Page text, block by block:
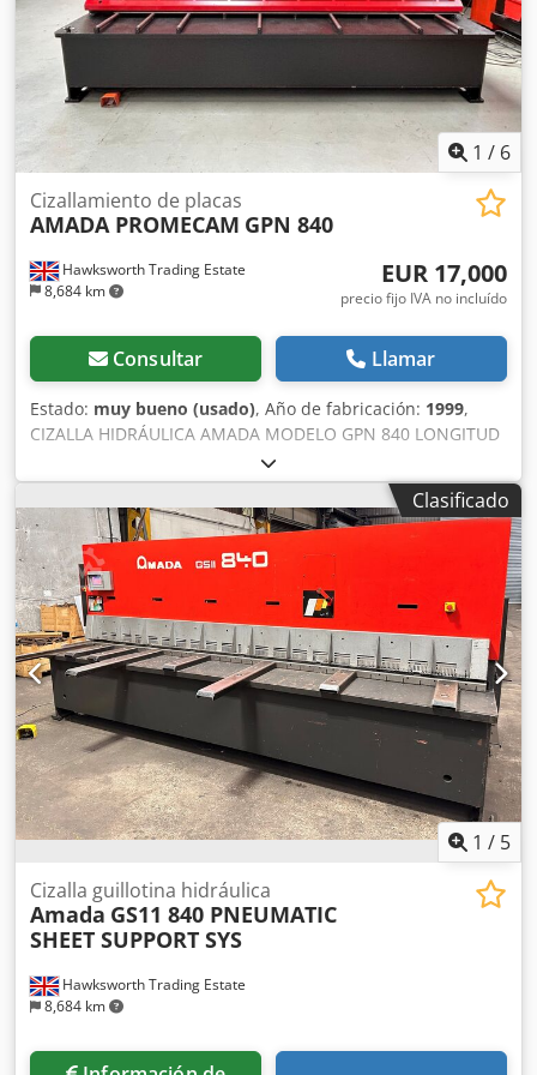
1 / 6
Hawksworth Trading Estate
8,684 km
Cizallamiento de placas
AMADA PROMECAM GPN 840
EUR 17,000
precio fijo IVA no incluído
Consultar Llamar
Estado: muy bueno (usado), Año de fabricación: 1999,
CIZALLA HIDRÁULICA AMADA MODELO GPN 840 LONGITUD
MÁXIMA DE CORTE 4000 mm ESPESOR MÁXIMO M.S. 45
kg/mm/2 8 mm ESPESOR MÁXIMO S.S. 60/kg/mm2 6 mm
RANURAS POR. MIN 10 - 35 GAMA DE LA VUELTA 10 - 1000
mm TAMAÑO DEL MOTOR 15 KW PESO MÁQUINA 10100 kg
EQUIPAMIENTO DE SERIE GÁLIBO TRASERO MOTORIZADO
PROGRAMABLE GÁLIBO LATERAL DE 1,5 METROS SOPORTE
FRONTAL DE 1,5 METROS LUZ DE LÍNEA DE SOMBRA
PINZAS DE SUJECIÓN HIDRÁULICAS AUTOMÁTICAS
ENGRASE CENTRALIZADO INTERRUPTOR DE PEDAL HAZ DE
LUZ DE SOMBRA CONTADOR DE CICLOS CONTACTOS DE
CIZALLA AUTOMÁTICOS EN EL TOPE TRASERO AJUSTE DE LA
SEPARACIÓN DE LA CUCHILLA Y DEL ÁNGULO DE
INCLINACIÓN TOPES DELANTEROS UN JUEGO DE
CUCHILLAS 4 FILOS DE CORTE CARRERA AJUSTABLE
Dksdpfstrkmnox Ai Rer CANAL DE TRABAJO CUENTA HORAS
AUTODIAGNÓSTICO
Clasificado
1 / 5
Hawksworth Trading Estate
8,684 km
Cizalla guillotina hidráulica
Amada GS11 840 PNEUMATIC
SHEET SUPPORT SYS